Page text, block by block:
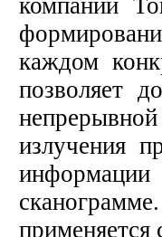
компании
каждом
позволяет
непрерывной
излучения